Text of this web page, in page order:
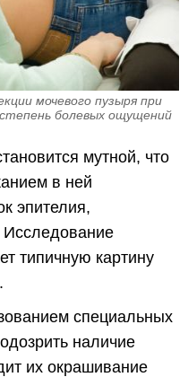
мочевого пузыря при
болевых ощущений
мутной, что
в ней
эпителия,
Исследование
типичную картину
специальных
наличие
их окрашивание